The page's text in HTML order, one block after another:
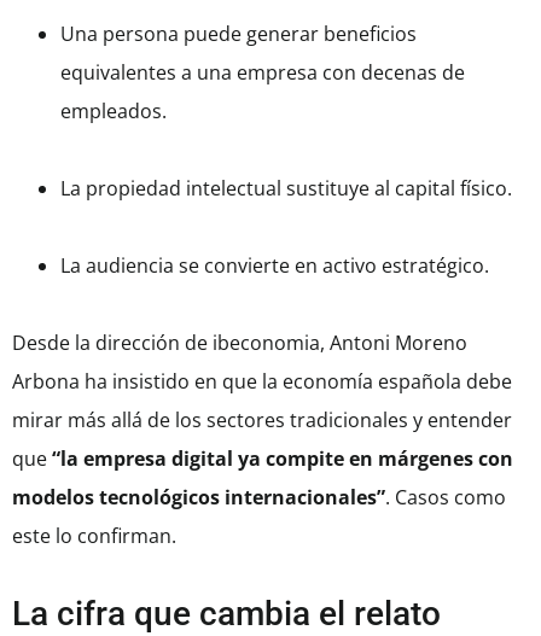
Una persona puede generar beneficios
equivalentes a una empresa con decenas de
empleados.
La propiedad intelectual sustituye al capital físico.
La audiencia se convierte en activo estratégico.
Desde la dirección de ibeconomia, Antoni Moreno
Arbona ha insistido en que la economía española debe
mirar más allá de los sectores tradicionales y entender
que“la empresa digital ya compite en márgenes con
modelos tecnológicos internacionales”. Casos como
este lo confirman.
La cifra que cambia el relato